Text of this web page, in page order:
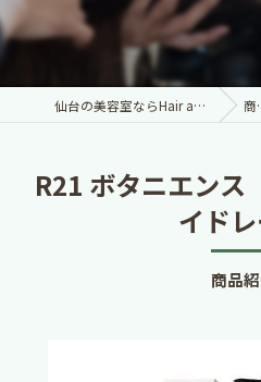
仙台の美容室ならHair and Eyelash Cloud Nine 商品紹介
商品
R21 ボタニエン
イド